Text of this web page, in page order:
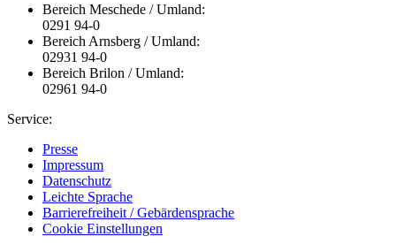
Bereich Meschede / Umland:
0291 94-0
Bereich Arnsberg / Umland:
02931 94-0
Bereich Brilon / Umland:
02961 94-0
Service:
Presse
Impressum
Datenschutz
Leichte Sprache
Barrierefreiheit / Gebärdensprache
Cookie Einstellungen